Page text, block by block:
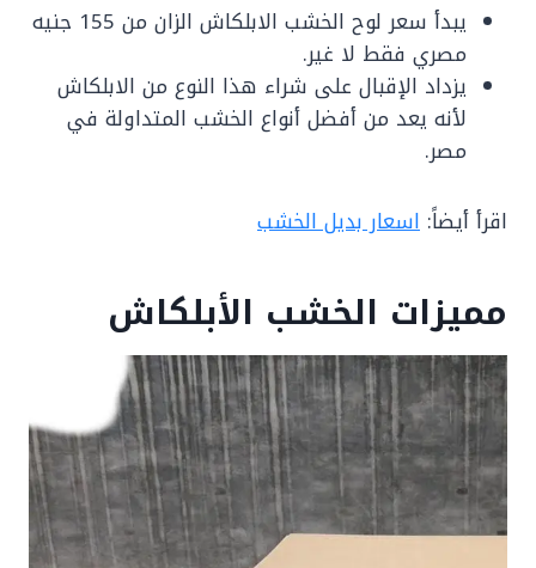
يبدأ سعر لوح الخشب الابلكاش الزان من 155 جنيه
مصري فقط لا غير.
يزداد الإقبال على شراء هذا النوع من الابلكاش
لأنه يعد من أفضل أنواع الخشب المتداولة في
مصر.
اقرأ أيضاً: اسعار بديل الخشب
مميزات الخشب الأبلكاش